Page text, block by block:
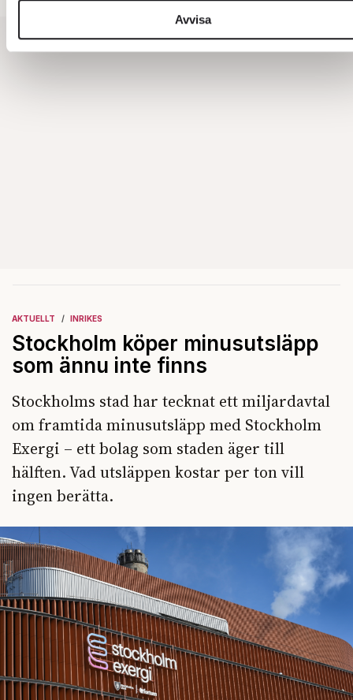
sociala medier och annons- och analysföretag som vi
samarbetar med. Dessa kan i sin tur kombinera
med annan information som du har tillhandahållit eller som
Avvisa
AKTUELLT INRIKES
Stockholm köper minusutsläpp
som ännu inte finns
Stockholms stad har tecknat ett miljardavtal
om framtida minusutsläpp med Stockholm
Exergi – ett bolag som staden äger till
hälften. Vad utsläppen kostar per ton vill
ingen berätta.